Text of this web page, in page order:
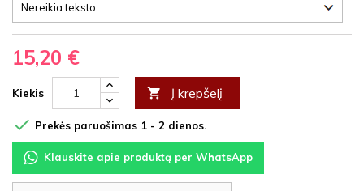
15,20 €
Kiekis  Į krepšelį
 Prekės paruošimas 1 - 2 dienos.
Klauskite apie produktą per WhatsApp